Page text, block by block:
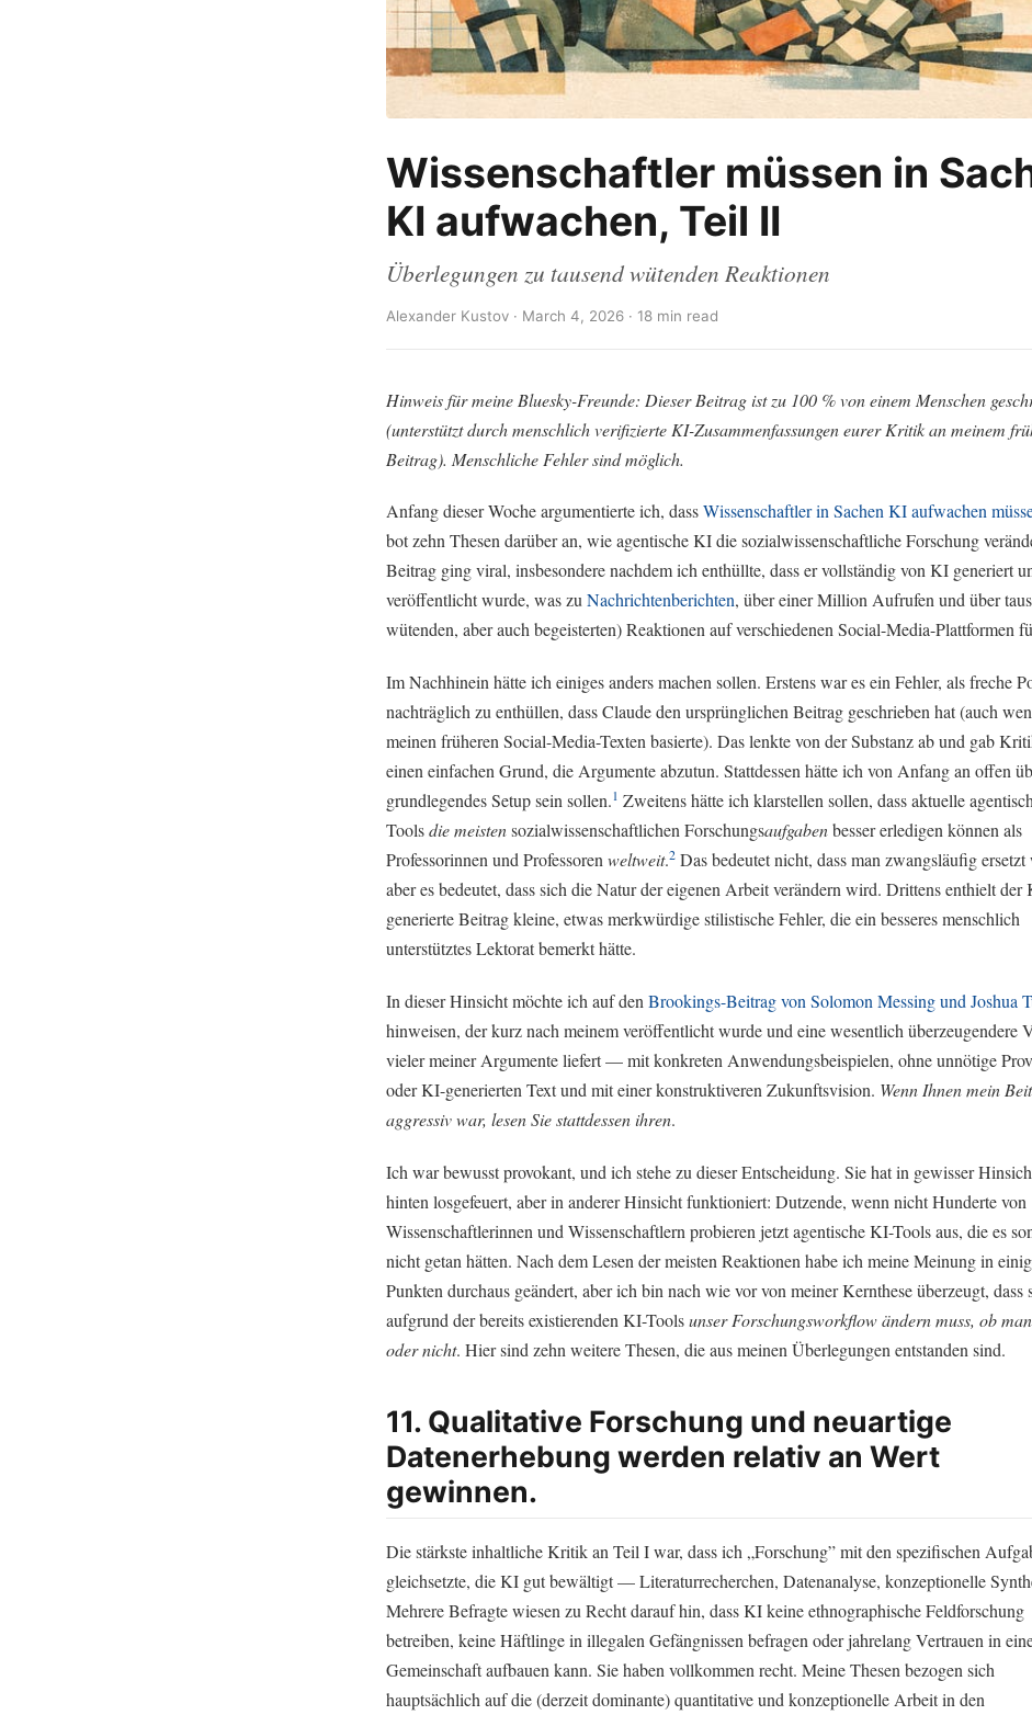
Wissenschaftler müssen in
KI aufwachen, Teil II
Überlegungen zu tausend wütenden Reaktionen
Alexander Kustov · March 4, 2026 · 18 min read
Hinweis für meine Bluesky-Freunde: Dieser Beitrag ist zu 100 % von einem Menschen
(unterstützt durch menschlich verifizierte KI-Zusammenfassungen eurer Kritik an meinem
Beitrag). Menschliche Fehler sind möglich.
Anfang dieser Woche argumentierte ich, dassWissenschaftler in Sachen KI aufwachen
bot zehn Thesen darüber an, wie agentische KI die sozialwissenschaftliche Forschung
Beitrag ging viral, insbesondere nachdem ich enthüllte, dass er vollständig von KI generiert
veröffentlicht wurde, was zuNachrichtenberichten, über einer Million Aufrufen und über
wütenden, aber auch begeisterten) Reaktionen auf verschiedenen Social-Media-Plattformen
Im Nachhinein hätte ich einiges anders machen sollen. Erstens war es ein Fehler, als freche
nachträglich zu enthüllen, dass Claude den ursprünglichen Beitrag geschrieben hat (auch
meinen früheren Social-Media-Texten basierte). Das lenkte von der Substanz ab und gab
einen einfachen Grund, die Argumente abzutun. Stattdessen hätte ich von Anfang an offen
grundlegendes Setup sein sollen.1 Zweitens hätte ich klarstellen sollen, dass aktuelle
Toolsdie meistensozialwissenschaftlichen Forschungsaufgabenbesser erledigen können als
Professorinnen und Professorenweltweit.2 Das bedeutet nicht, dass man zwangsläufig
aber es bedeutet, dass sich die Natur der eigenen Arbeit verändern wird. Drittens enthielt der
generierte Beitrag kleine, etwas merkwürdige stilistische Fehler, die ein besseres menschlich
unterstütztes Lektorat bemerkt hätte.
In dieser Hinsicht möchte ich auf den Brookings-Beitrag von Solomon Messing und Joshua
hinweisen, der kurz nach meinem veröffentlicht wurde und eine wesentlich überzeugendere
vieler meiner Argumente liefert — mit konkreten Anwendungsbeispielen, ohne unnötige
oder KI-generierten Text und mit einer konstruktiveren Zukunftsvision. Wenn Ihnen mein
aggressiv war, lesen Sie stattdessen ihren.
Ich war bewusst provokant, und ich stehe zu dieser Entscheidung. Sie hat in gewisser
hinten losgefeuert, aber in anderer Hinsicht funktioniert: Dutzende, wenn nicht Hunderte von
Wissenschaftlerinnen und Wissenschaftlern probieren jetzt agentische KI-Tools aus, die es
nicht getan hätten. Nach dem Lesen der meisten Reaktionen habe ich meine Meinung in
Punkten durchaus geändert, aber ich bin nach wie vor von meiner Kernthese überzeugt, dass
aufgrund der bereits existierenden KI-Toolsunser Forschungsworkflow ändern muss, ob
oder nicht. Hier sind zehn weitere Thesen, die aus meinen Überlegungen entstanden sind.
11. Qualitative Forschung und neuartige
Datenerhebung werden relativ an Wert
gewinnen.
Die stärkste inhaltliche Kritik an Teil I war, dass ich „Forschung” mit den spezifischen
gleichsetzte, die KI gut bewältigt — Literaturrecherchen, Datenanalyse, konzeptionelle
Mehrere Befragte wiesen zu Recht darauf hin, dass KI keine ethnographische Feldforschung
betreiben, keine Häftlinge in illegalen Gefängnissen befragen oder jahrelang Vertrauen in
Gemeinschaft aufbauen kann. Sie haben vollkommen recht. Meine Thesen bezogen sich
hauptsächlich auf die (derzeit dominante) quantitative und konzeptionelle Arbeit in den